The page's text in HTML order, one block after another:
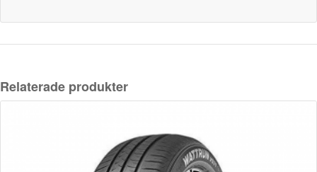
Relaterade produkter